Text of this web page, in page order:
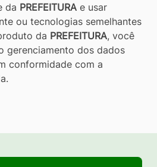
da PREFEITURA e usar
ou tecnologias semelhantes
da PREFEITURA, você
gerenciamento dos dados
conformidade com a